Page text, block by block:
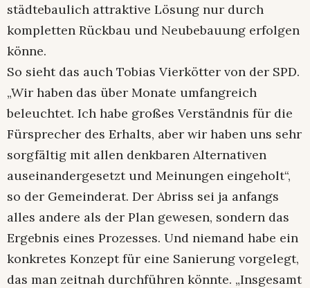
städtebaulich attraktive Lösung nur durch
kompletten Rückbau und Neubebauung erfolgen
könne.
So sieht das auch Tobias Vierkötter von der SPD.
„Wir haben das über Monate umfangreich
beleuchtet. Ich habe großes Verständnis für die
Fürsprecher des Erhalts, aber wir haben uns sehr
sorgfältig mit allen denkbaren Alternativen
auseinandergesetzt und Meinungen eingeholt“,
so der Gemeinderat. Der Abriss sei ja anfangs
alles andere als der Plan gewesen, sondern das
Ergebnis eines Prozesses. Und niemand habe ein
konkretes Konzept für eine Sanierung vorgelegt,
das man zeitnah durchführen könnte. „Insgesamt